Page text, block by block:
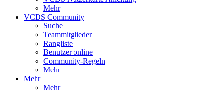
Mehr
VCDS Community
Suche
Teammitglieder
Rangliste
Benutzer online
Community-Regeln
Mehr
Mehr
Mehr